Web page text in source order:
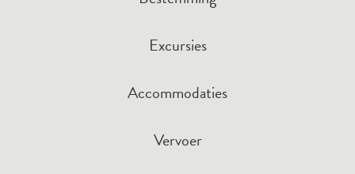
Excursies
Accommodaties
Vervoer